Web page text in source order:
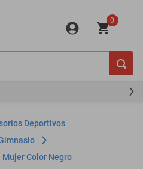
0
Deportivos
Color Negro